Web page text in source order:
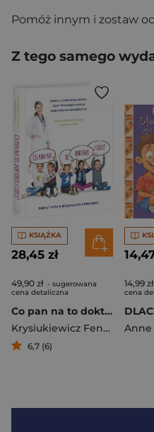
Pomóż innym i zostaw
Z tego samego
KSIĄŻKA
28,45 zł
49,90 zł - sugerowana
cena detaliczna
Co pan na to doktorze z sieci?
Krysiukiewicz Fenger Anna
,
6,7 (6)
14,99 zł
cena
Anne